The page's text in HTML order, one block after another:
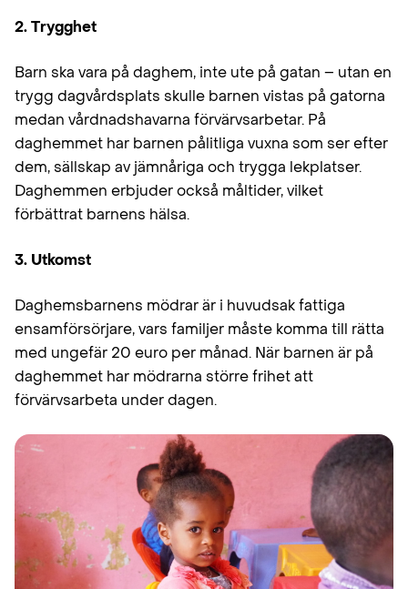
2. Trygghet
Barn ska vara på daghem, inte ute på gatan – utan en
trygg dagvårdsplats skulle barnen vistas på gatorna
medan vårdnadshavarna förvärvsarbetar. På
daghemmet har barnen pålitliga vuxna som ser efter
dem, sällskap av jämnåriga och trygga lekplatser.
Daghemmen erbjuder också måltider, vilket
förbättrat barnens hälsa.
3. Utkomst
Daghemsbarnens mödrar är i huvudsak fattiga
ensamförsörjare, vars familjer måste komma till rätta
med ungefär 20 euro per månad. När barnen är på
daghemmet har mödrarna större frihet att
förvärvsarbeta under dagen.